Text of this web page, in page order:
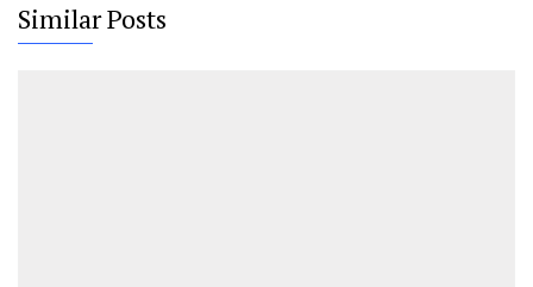
Similar Posts